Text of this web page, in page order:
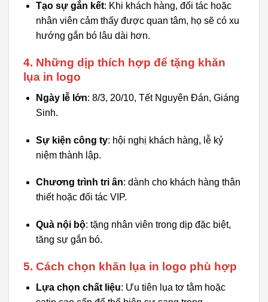
Tạo sự gắn kết: Khi khách hàng, đối tác hoặc
nhân viên cảm thấy được quan tâm, họ sẽ có xu
hướng gắn bó lâu dài hơn.
4. Những dịp thích hợp để tặng khăn
lụa in logo
Ngày lễ lớn: 8/3, 20/10, Tết Nguyên Đán, Giáng
Sinh.
Sự kiện công ty: hội nghị khách hàng, lễ kỷ
niệm thành lập.
Chương trình tri ân: dành cho khách hàng thân
thiết hoặc đối tác VIP.
Quà nội bộ: tặng nhân viên trong dịp đặc biệt,
tăng sự gắn bó.
5. Cách chọn khăn lụa in logo phù hợp
Lựa chọn chất liệu: Ưu tiên lụa tơ tằm hoặc